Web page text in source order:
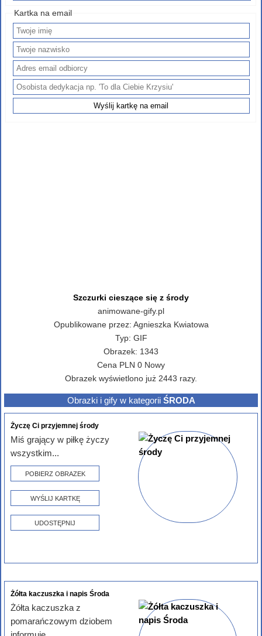
Kartka na email
Szczurki cieszące się z środy
animowane-gify.pl
Opublikowane przez: Agnieszka Kwiatowa
Typ: GIF
Obrazek: 1343
Cena PLN 0 Nowy
Obrazek wyświetlono już 2443 razy.
Obrazki i gify w kategorii ŚRODA
Życzę Ci przyjemnej środy
Miś grający w piłkę życzy
wszystkim...
POBIERZ OBRAZEK
WYŚLIJ KARTKĘ
UDOSTĘPNIJ
Żółta kaczuszka i napis Środa
Żółta kaczuszka z
pomarańczowym dziobem